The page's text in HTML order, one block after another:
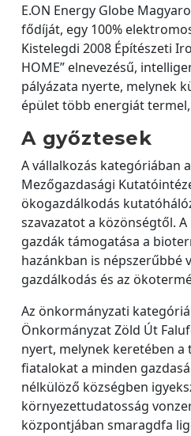
E.ON Energy Globe
fődíját, egy 100%
Kistelegdi 2008 Építészeti
HOME” elnevezésű,
pályázata nyerte, melynek
épület több energiát
A győztesek
A vállalkozás kategóriában
Mezőgazdasági
ökogazdálkodás
szavazatot a közönségtől.
gazdák támogatása a
hazánkban is népszerűbbé
gazdálkodás és az
Az önkormányzati
Önkormányzat Zöld Út
nyert, melynek keretében a
fiatalokat a minden
nélkülöző községben
környezettudatosság
központjában smaragdfa